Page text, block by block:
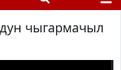
чыгармачыл